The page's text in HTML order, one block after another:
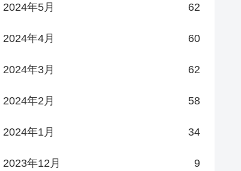
2024年5月 62
2024年4月 60
2024年3月 62
2024年2月 58
2024年1月 34
2023年12月 9